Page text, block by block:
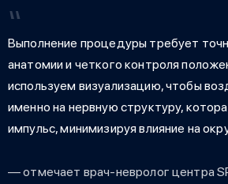
Выполнение процедуры требует
анатомии и четкого контроля
используем визуализацию, чтобы
именно на нервную структуру,
импульс, минимизируя влияние на
— отмечает врач-невролог центра